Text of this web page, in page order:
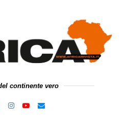
continente vero